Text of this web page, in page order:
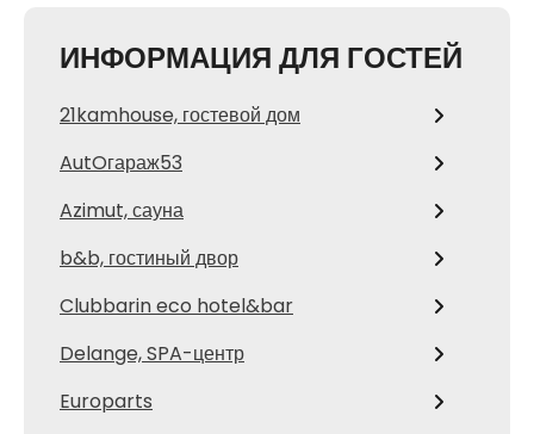
ИНФОРМАЦИЯ ДЛЯ ГОСТЕЙ
21kamhouse, гостевой дом
AutOгараж53
Azimut, сауна
b&b, гостиный двор
Clubbarin eco hotel&bar
Delange, SPA-центр
Europarts